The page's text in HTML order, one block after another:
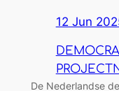
12 Jun
De Nederlandse